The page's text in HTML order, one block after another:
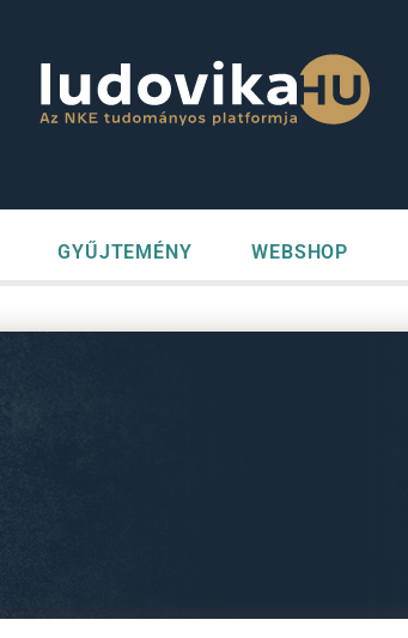
GYŰJTEMÉNY WEBSHOP